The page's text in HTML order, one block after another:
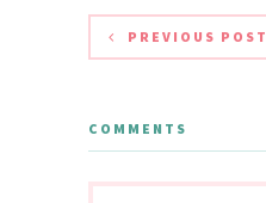
PREVIOUS POST
COMMENTS